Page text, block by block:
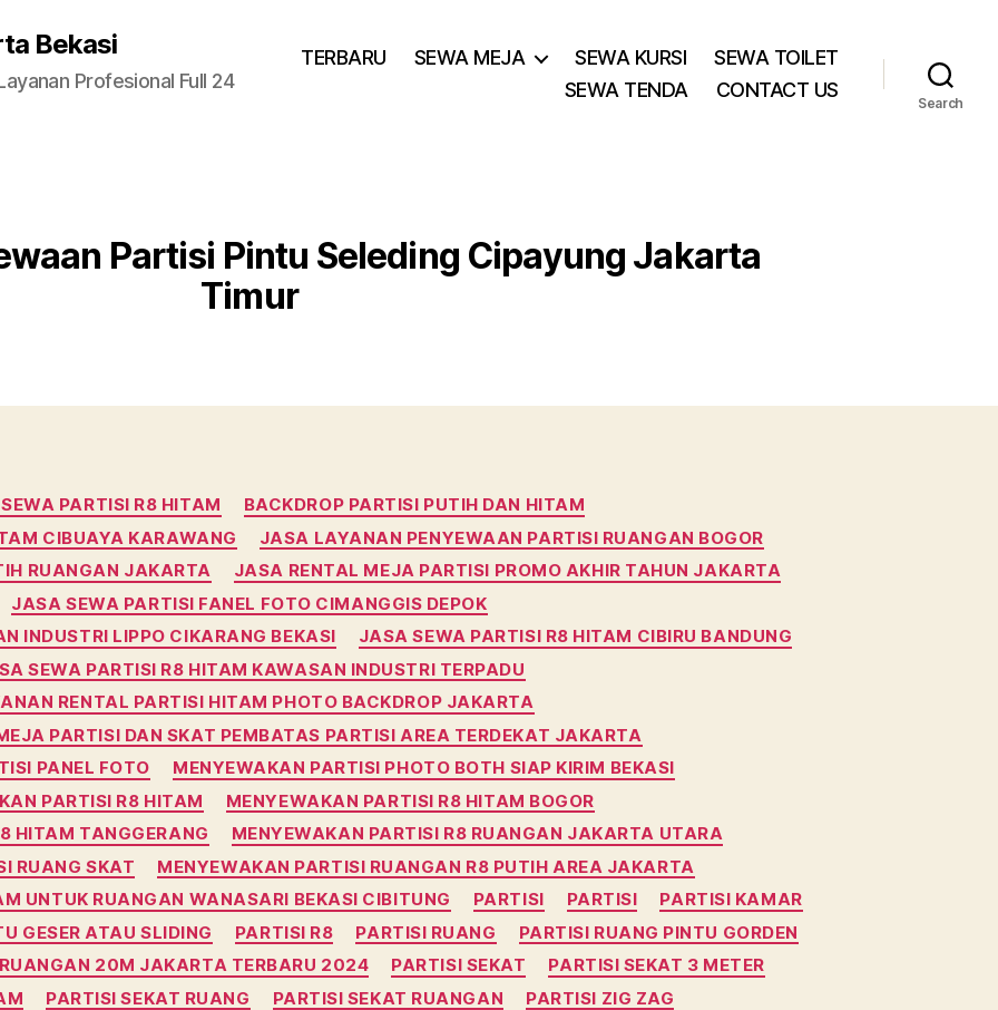
Bekasi
Profesional Full 24
TERBARU SEWA MEJA SEWA KURSI
SEWA TOILET
SEWA TENDA
CONTACT US
Search
Partisi Pintu Seleding Cipayung Jakarta
Timur
Categories
PARTISI R8 HITAM
BACKDROP PARTISI PUTIH DAN HITAM
CIBUAYA KARAWANG
JASA LAYANAN PENYEWAAN PARTISI RUANGAN BOGOR
RUANGAN JAKARTA
JASA RENTAL MEJA PARTISI PROMO AKHIR TAHUN JAKARTA
JASA SEWA PARTISI FANEL FOTO CIMANGGIS DEPOK
INDUSTRI LIPPO CIKARANG BEKASI
JASA SEWA PARTISI R8 HITAM CIBIRU BANDUNG
SEWA PARTISI R8 HITAM KAWASAN INDUSTRI TERPADU
RENTAL PARTISI HITAM PHOTO BACKDROP JAKARTA
PARTISI DAN SKAT PEMBATAS PARTISI AREA TERDEKAT JAKARTA
PANEL FOTO
MENYEWAKAN PARTISI PHOTO BOTH SIAP KIRIM BEKASI
PARTISI R8 HITAM
MENYEWAKAN PARTISI R8 HITAM BOGOR
HITAM TANGGERANG
MENYEWAKAN PARTISI R8 RUANGAN JAKARTA UTARA
RUANG SKAT
MENYEWAKAN PARTISI RUANGAN R8 PUTIH AREA JAKARTA
UNTUK RUANGAN WANASARI BEKASI CIBITUNG
PARTISI PARTISI
PARTISI KAMAR
GESER ATAU SLIDING
PARTISI R8 PARTISI RUANG
PARTISI RUANG PINTU GORDEN
20M JAKARTA TERBARU 2024
PARTISI SEKAT
PARTISI SEKAT 3 METER
PARTISI SEKAT RUANG PARTISI SEKAT RUANGAN
PARTISI ZIG ZAG